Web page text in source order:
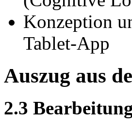
Konzeption
Tablet-App
Auszug aus
2.3